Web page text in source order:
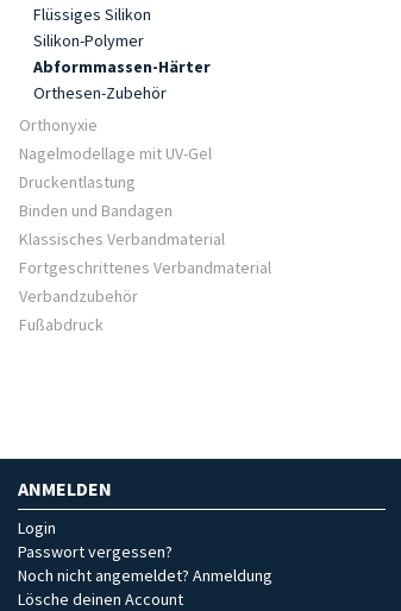
Flüssiges Silikon
Silikon-Polymer
Abformmassen-Härter
Orthesen-Zubehör
Orthonyxie
Nagelmodellage mit UV-Gel
Druckentlastung
Binden und Bandagen
Klassisches Verbandmaterial
Fortgeschrittenes Verbandmaterial
Verbandzubehör
Fußabdruck
ANMELDEN
Login
Passwort vergessen?
Noch nicht angemeldet? Anmeldung
Lösche deinen Account